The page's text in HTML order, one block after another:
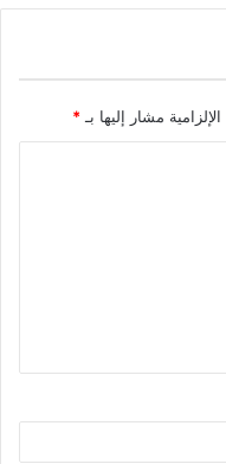
مشار إليها بـ *